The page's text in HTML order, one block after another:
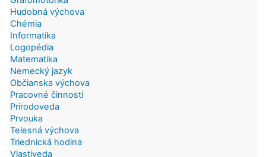
Hudobná výchova
Chémia
Informatika
Logopédia
Matematika
Nemecký jazyk
Občianska výchova
Pracovné činnosti
Prírodoveda
Prvouka
Telesná výchova
Triednická hodina
Vlastiveda